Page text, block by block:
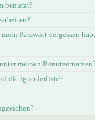
benutzt?
Passwort vergessen
meinen
die Ignorierliste?